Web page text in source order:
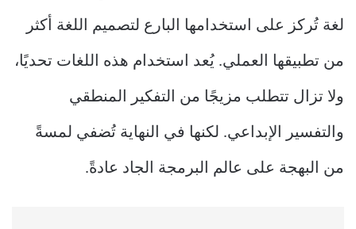
لغة تُركز على استخدامها البارع لتصميم اللغة أكثر
من تطبيقها العملي. يُعد استخدام هذه اللغات تحديًا،
ولا تزال تتطلب مزيجًا من التفكير المنطقي
والتفسير الإبداعي. لكنها في النهاية تُضفي لمسةً
من البهجة على عالم البرمجة الجاد عادةً.